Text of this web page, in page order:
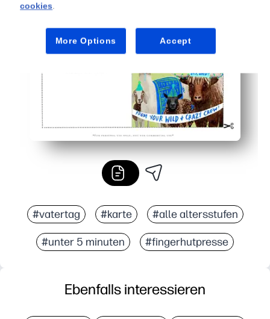
#vatertag #karte #alle altersstufen
#unter 5 minuten #fingerhutpresse
Ebenfalls interessieren
cookies.
More Options Accept